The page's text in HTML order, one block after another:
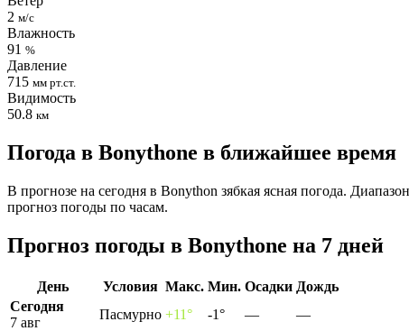
2 м/с
Влажность
91 %
Давление
715 мм рт.ст.
Видимость
50.8 км
Погода в Bonythonе в ближайшее время
В прогнозе на сегодня в Bonython зябкая ясная погода.
прогноз погоды по часам.
Прогноз погоды в Bonythonе на 7 дней
День Условия Макс. Мин. Осадки Дождь
Сегодня
7 авг
Пасмурно +11° -1° —
—